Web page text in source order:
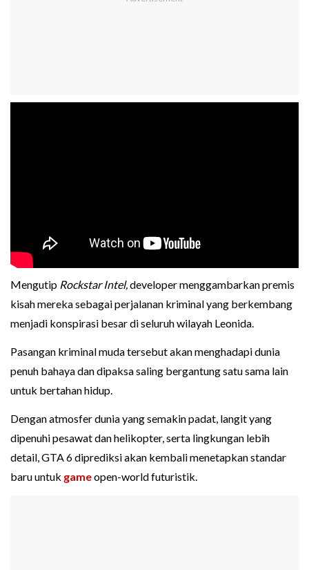
Mengutip Rockstar Intel,developer menggambarkan premis
kisah mereka sebagai perjalanan kriminal yang berkembang
menjadi konspirasi besar di seluruh wilayah Leonida.
Pasangan kriminal muda tersebut akan menghadapi dunia
penuh bahaya dan dipaksa saling bergantung satu sama lain
untuk bertahan hidup.
Dengan atmosfer dunia yang semakin padat, langit yang
dipenuhi pesawat dan helikopter, serta lingkungan lebih
detail, GTA 6 diprediksi akan kembali menetapkan standar
baru untuk gameopen-world futuristik.